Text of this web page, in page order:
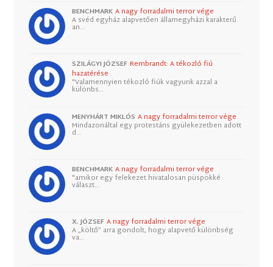
BENCHMARK A nagy forradalmi terror vége
A svéd egyház alapvetően államegyházi karakterű
an…
SZILÁGYI JÓZSEF Rembrandt: A tékozló fiú
hazatérése
"Valamennyien tékozló fiúk vagyunk azzal a
különbs…
MENYHÁRT MIKLÓS A nagy forradalmi terror vége
Mindazonáltal egy protestáns gyülekezetben adott
d…
BENCHMARK A nagy forradalmi terror vége
"amikor egy felekezet hivatalosan püspökké
választ…
X. JÓZSEF A nagy forradalmi terror vége
A „költő” arra gondolt, hogy alapvető különbség
va…